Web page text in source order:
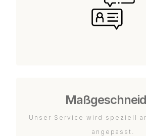
Unser Service wird speziell
angepasst.